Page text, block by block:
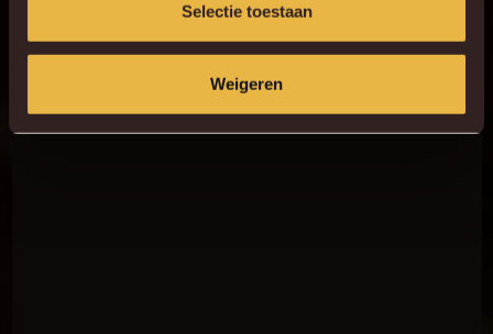
Selectie toestaan
Weigeren